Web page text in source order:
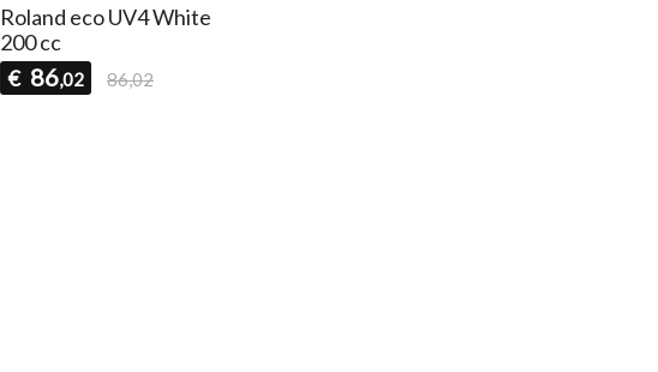
Roland eco UV4 White
200 cc
€ 86,02 86,02